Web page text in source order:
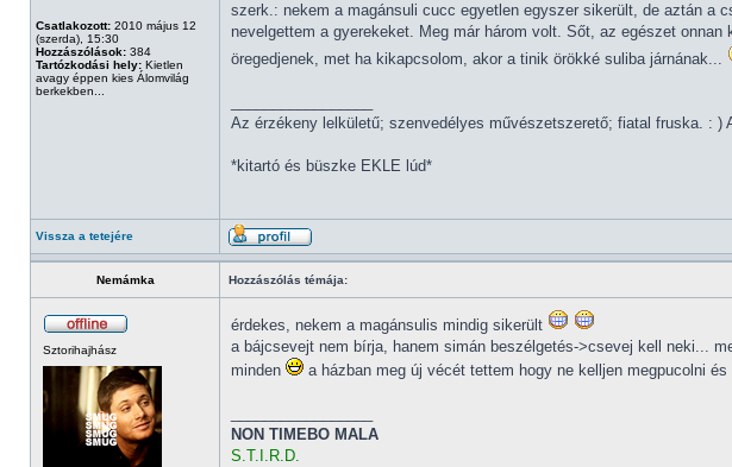
Csatlakozott: 2010 május 12
(szerda), 15:30
Hozzászólások: 384
Tartózkodási hely: Kietlen
avagy éppen kies Álomvilág
berkekben...
szerk.: nekem a magánsuli cucc egyetlen egyszer sikerült, de aztán a
nevelgettem a gyerekeket. Meg már három volt. Sőt, az egészet
öregedjenek, met ha kikapcsolom, akor a tinik örökké suliba járnának...
Az érzékeny lelkületű; szenvedélyes művészetszerető; fiatal fruska. : )
*kitartó és büszke EKLE lúd*
Vissza a tetejére
Nemámka Hozzászólás témája:
Sztorihajhász
érdekes, nekem a magánsulis mindig sikerült
a bájcsevejt nem bírja, hanem simán beszélgetés->csevej kell neki...
minden
a házban meg új vécét tettem hogy ne kelljen megpucolni
NON TIMEBO MALA
S.T.I.R.D.